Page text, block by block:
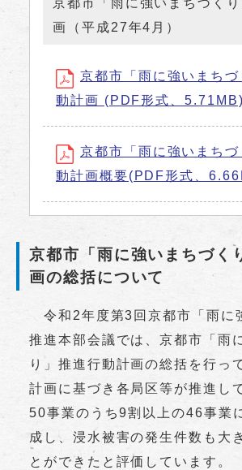
京都市「雨に強いまちづく
画（平成27年4月）
京都市「雨に強いまち
動計画 (PDF形式、5.71MB)
京都市「雨に強いまち
動計画概要(PDF形式、
京都市「雨に強いまちづく
画の総括について
令和2年度第3回京都市「雨に
推進本部会議では、京都市「雨
り」推進行動計画の総括を行っ
計画に基づき各局区等が推進し
50事業のうち9割以上の46事業
成し、浸水被害の発生件数も大
とができたと評価しています。